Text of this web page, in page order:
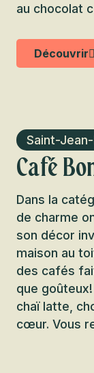
au chocolat
Découvrir
Saint-
Café
Dans la
de charme
son décor
maison au
des cafés
que
chaï latte,
cœur. Vous